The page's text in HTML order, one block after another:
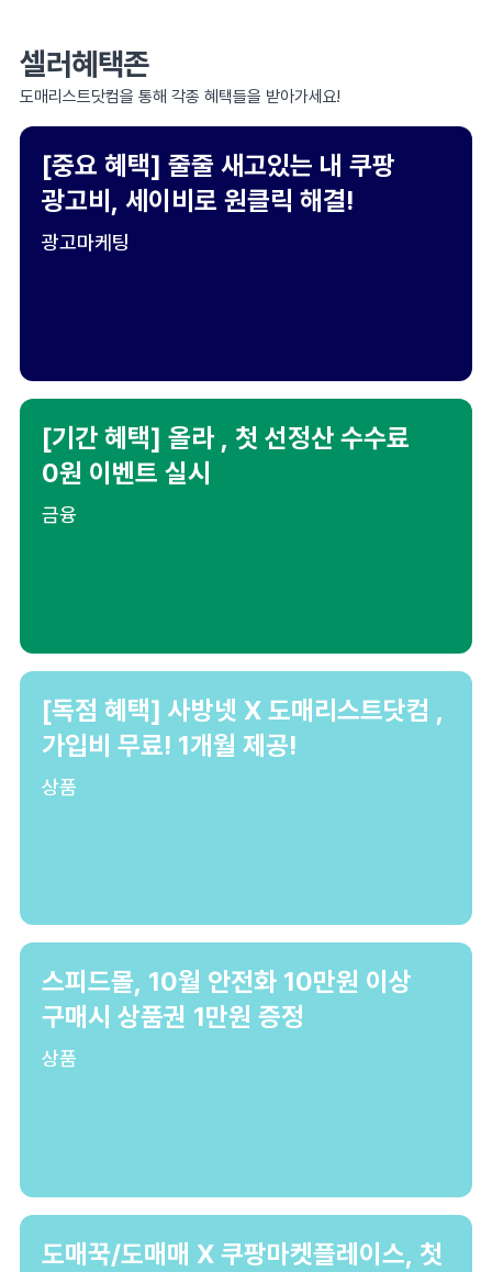
셀러혜택존
도매리스트닷컴을 통해 각종 혜택들을 받아가세요!
[중요 혜택] 줄줄 새고있는 내 쿠팡
광고비, 세이비로 원클릭 해결!
광고마케팅
[기간 혜택] 올라 , 첫 선정산 수수료
0원 이벤트 실시
금융
[독점 혜택] 사방넷 X 도매리스트닷컴 ,
가입비 무료! 1개월 제공!
상품
스피드몰, 10월 안전화 10만원 이상
구매시 상품권 1만원 증정
상품
도매꾹/도매매 X 쿠팡마켓플레이스, 첫